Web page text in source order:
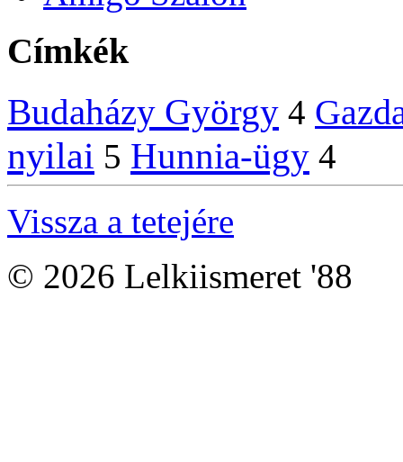
Címkék
Budaházy György 4
nyilai 5 Hunnia-ügy 4
Vissza a tetejére
© 2026 Lelkiismeret '88